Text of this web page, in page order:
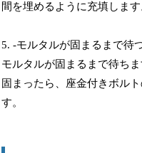
間を埋めるように充填します
5. -モルタルが固まるまで待
モルタルが固まるまで待ち
固まったら、座金付きボル
す。